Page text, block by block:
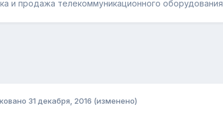
и продажа телекоммуникационного оборудования
31 декабря, 2016 (изменено)